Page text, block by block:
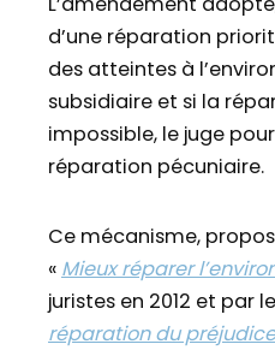
d’une réparation
des atteintes à
subsidiaire et si la
impossible, le juge
réparation pécuniaire.
Ce mécanisme,
« Mieux réparer
juristes en 2012 et par
réparation du